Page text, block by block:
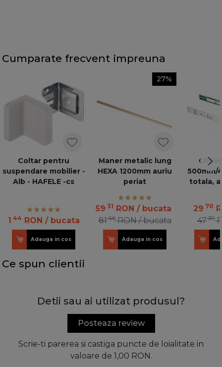
Cumparate frecvent impreuna
Coltar pentru
suspendare mobilier -
Alb - HAFELE -cs
1 44 RON / bucata
Adauga in cos
27%
Maner metalic lung
HEXA 1200mm auriu
periat
59 31 RON / bucata
8166 RON / bucata
Adauga in cos
500mm/
totala,
29 70
4739
Ce spun clientii
Detii sau ai utilizat produsul?
Posteaza review
Scrie-ti parerea si castiga puncte de loialitate in
valoare de 1,00 RON.